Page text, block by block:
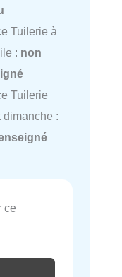
Tuilerie à
: non
Tuilerie
dimanche :
ce